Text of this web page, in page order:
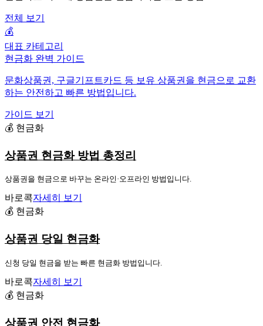
전체 보기
💰
대표 카테고리
현금화 완벽 가이드
문화상품권, 구글기프트카드 등 보유 상품권을 현금으로 교환
하는 안전하고 빠른 방법입니다.
가이드 보기
💰 현금화
상품권 현금화 방법 총정리
상품권을 현금으로 바꾸는 온라인·오프라인 방법입니다.
바로콕자세히 보기
💰 현금화
상품권 당일 현금화
신청 당일 현금을 받는 빠른 현금화 방법입니다.
바로콕자세히 보기
💰 현금화
상품권 안전 현금화